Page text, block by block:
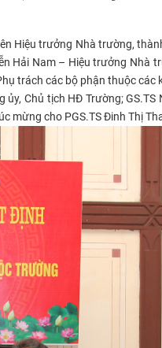
Hiệu trưởng Nhà trường,
Hải Nam – Hiệu trưởng Nhà
trách các bộ phận thuộc các
Chủ tịch HĐ Trường;
cho PGS.TS Đinh Thị